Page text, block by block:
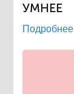
УМНЕЕ
Подробнее